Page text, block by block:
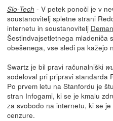
Slo-Tech - V petek ponoči je v
soustanovitelj spletne strani
internetu in soustanovitelj
Šestindvajsetletnega mladeniča
obešenega, vse sledi pa kažejo
Swartz je bil pravi računalniški
sodeloval pri pripravi standarda
Po prvem letu na Stanfordu je
stran Infogami, ki se je kmalu
za svobodo na internetu, ki se
cenzure.